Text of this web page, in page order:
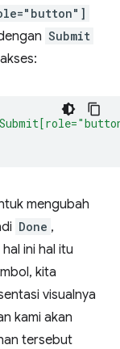
Submit
mengubah
Done ,
ini hal itu
kita
visualnya
kami akan
tersebut